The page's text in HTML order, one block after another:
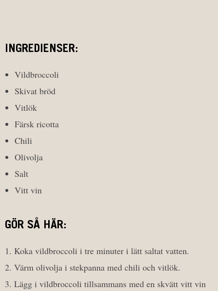
INGREDIENSER:
Vildbroccoli
Skivat bröd
Vitlök
Färsk ricotta
Chili
Olivolja
Salt
Vitt vin
GÖR SÅ HÄR:
Koka vildbroccoli i tre minuter i lätt saltat vatten.
Värm olivolja i stekpanna med chili och vitlök.
Lägg i vildbroccoli tillsammans med en skvätt vitt vin